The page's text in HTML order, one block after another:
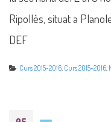
Ripollès, situat
Curs 2015-2016, Curs 2015-2016,